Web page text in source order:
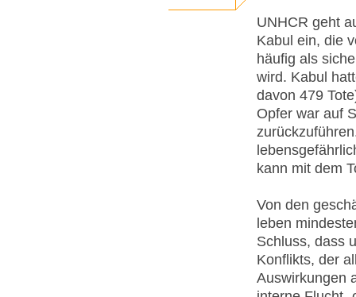
UNHCR geht
Kabul ein, die
häufig als
wird. Kabul
davon 479
Opfer war auf
kann mit dem
Von den
leben
Schluss, dass
Konflikts, der
Auswirkungen